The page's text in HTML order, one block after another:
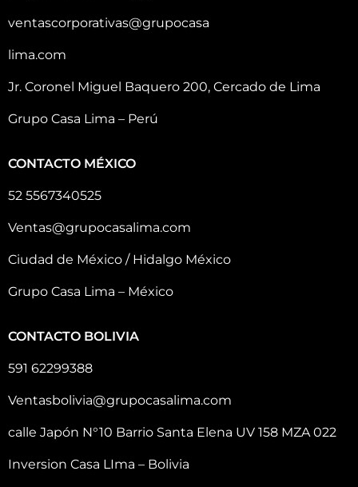
ventascorporativas@grupocasa
lima.com
Jr. Coronel Miguel Baquero 200, Cercado de Lima
Grupo Casa Lima – Perú
CONTACTO MÉXICO
52 5567340525
Ventas@grupocasalima.com
Ciudad de México / Hidalgo México
Grupo Casa Lima – México
CONTACTO BOLIVIA
591 62299388
Ventasbolivia@grupocasalima.com
calle Japón N°10 Barrio Santa Elena UV 158 MZA 022
Inversion Casa LIma – Bolivia